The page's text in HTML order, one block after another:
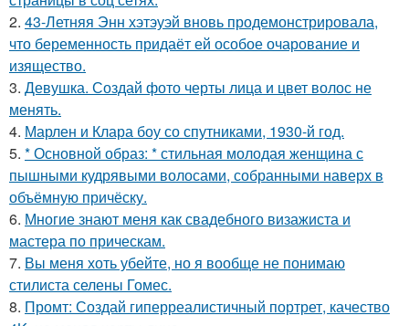
2. 43-Летняя Энн хэтэуэй вновь продемонстрировала,
что беременность придаёт ей особое очарование и
изящество.
3. Девушка. Создай фото черты лица и цвет волос не
менять.
4. Марлен и Клара боу со спутниками, 1930-й год.
5. * Основной образ: * стильная молодая женщина с
пышными кудрявыми волосами, собранными наверх в
объёмную причёску.
6. Многие знают меня как свадебного визажиста и
мастера по прическам.
7. Вы меня хоть убейте, но я вообще не понимаю
стилиста селены Гомес.
8. Промт: Создай гиперреалистичный портрет, качество